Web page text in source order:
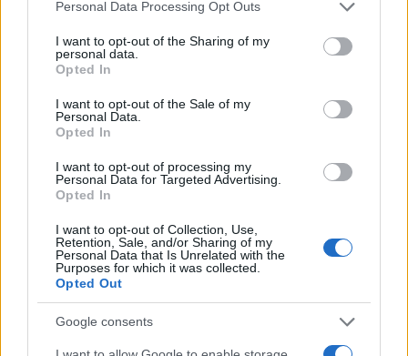
not limited to your visit or usage behaviour. You may click to
grant or deny consent to Google and its third-party tags to
use your data for below specified purposes in below Google
consent section.
Personal Data Processing Opt Outs
I want to opt-out of the Sharing of my
personal data.
Opted In
I want to opt-out of the Sale of my
Personal Data.
Opted In
I want to opt-out of processing my
Personal Data for Targeted Advertising.
Opted In
I want to opt-out of Collection, Use,
Retention, Sale, and/or Sharing of my
Personal Data that Is Unrelated with the
Purposes for which it was collected.
Opted Out
Google consents
Share:
Ακολουθήστε το Νewsit.gr στο
ενημερωθείτε πρώτοι για όλη την ειδησεογραφία και τα
Πιο δημοφιλή
Ανησυχία από το ξέσπασμα του ιού του
Δυτικού Νείλου με κρούσματα στην Αττική
- «Καμπανάκι» από τον Ιατρικό Σύλλογο
Αθηνών για την προστασία της δημόσιας
υγείας